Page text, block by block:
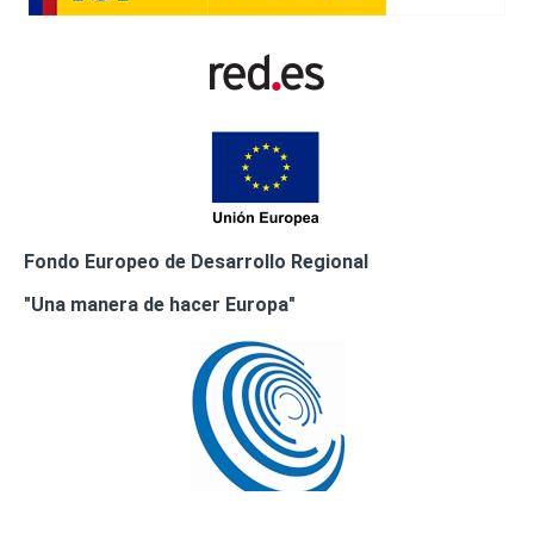
Fondo Europeo de Desarrollo Regional
"Una manera de hacer Europa"